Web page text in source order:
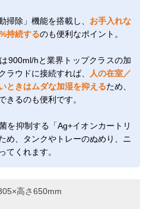
掃除」機能を搭載し、 お手入れな
持続するのも便利なポイント。
900ml/hと業界トップクラスの加
ラウドに接続すれば、
人の在室／
ときはムダな加湿を抑えるため、
きるのも便利です。
を抑制する「Ag+イオンカートリ
め、タンクやトレーのぬめり、ニ
てくれます。
高さ650mm